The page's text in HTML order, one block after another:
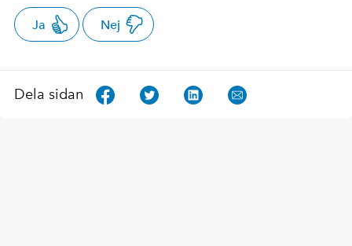
Ja Nej
Dela sidan